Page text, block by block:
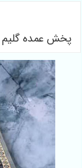
پخش عمده گلیم